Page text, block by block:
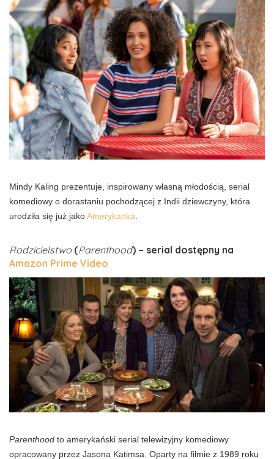
Mindy Kaling prezentuje, inspirowany własną młodością, serial
komediowy o dorastaniu pochodzącej z Indii dziewczyny, która
urodziła się już jakoAmerykanka
Rodzicielstwo (Parenthood) – serial dostępny na
Amazon Prime Video
Parenthood to amerykański serial telewizyjny komediowy
opracowany przez Jasona Katimsa. Oparty na filmie z 1989 roku